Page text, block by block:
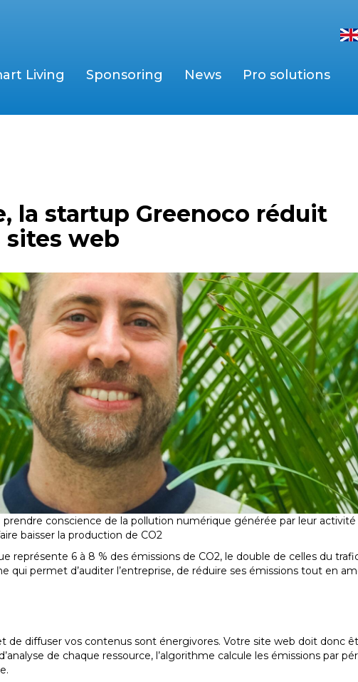
Living Sponsoring News Pro solutions
la startup Greenoco réduit
sites web
conscience de la pollution numérique générée par leur
baisser la production de CO2
représente 6 à 8 % des émissions de CO2, le double de celles du
qui permet d’auditer l’entreprise, de réduire ses émissions tout en
diffuser vos contenus sont énergivores. Votre site web doit donc
de chaque ressource, l’algorithme calcule les émissions par